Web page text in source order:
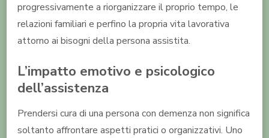
progressivamente a riorganizzare il proprio tempo, le
relazioni familiari e perfino la propria vita lavorativa
attorno ai bisogni della persona assistita.
L’impatto emotivo e psicologico
dell’assistenza
Prendersi cura di una persona con demenza non significa
soltanto affrontare aspetti pratici o organizzativi. Uno